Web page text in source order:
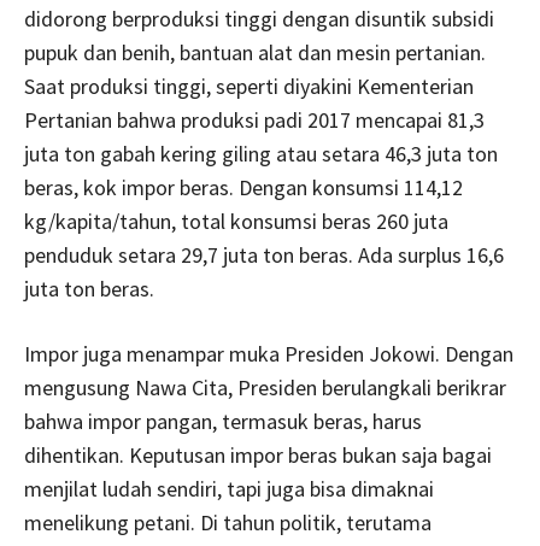
didorong berproduksi tinggi dengan disuntik subsidi
pupuk dan benih, bantuan alat dan mesin pertanian.
Saat produksi tinggi, seperti diyakini Kementerian
Pertanian bahwa produksi padi 2017 mencapai 81,3
juta ton gabah kering giling atau setara 46,3 juta ton
beras, kok impor beras. Dengan konsumsi 114,12
kg/kapita/tahun, total konsumsi beras 260 juta
penduduk setara 29,7 juta ton beras. Ada surplus 16,6
juta ton beras.
Impor juga menampar muka Presiden Jokowi. Dengan
mengusung Nawa Cita, Presiden berulangkali berikrar
bahwa impor pangan, termasuk beras, harus
dihentikan. Keputusan impor beras bukan saja bagai
menjilat ludah sendiri, tapi juga bisa dimaknai
menelikung petani. Di tahun politik, terutama